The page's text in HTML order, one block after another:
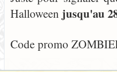
Halloween jusqu'au
Code promo